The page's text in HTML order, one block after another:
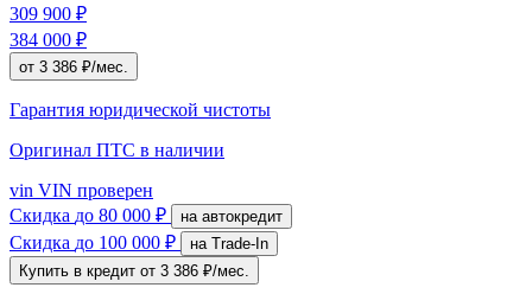
309 900 ₽
384 000 ₽
от 3 386 ₽/мес.
Гарантия юридической чистоты
Оригинал ПТС в наличии
vin VIN проверен
Скидка до 80 000 ₽ на автокредит
Скидка до 100 000 ₽
на Trade-In
Купить в кредит от 3 386 ₽/мес.